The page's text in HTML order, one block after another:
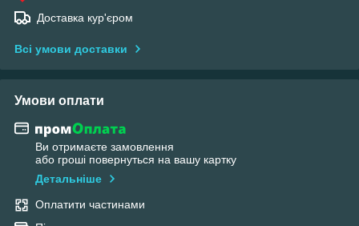
Доставка кур'єром
Всі умови доставки
Умови оплати
Ви отримаєте замовлення
або гроші повернуться на вашу картку
Детальніше
Оплатити частинами